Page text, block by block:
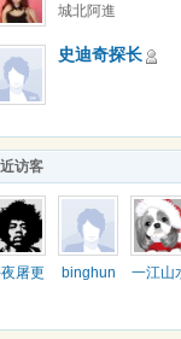
城北阿進
史迪奇探长
访客
屠更
binghun
一江山